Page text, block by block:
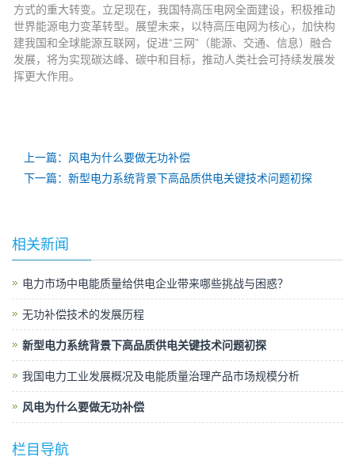
方式的重大转变。立足现在，我国特高压电网全面建设，积极推动
世界能源电力变革转型。展望未来，以特高压电网为核心，加快构
建我国和全球能源互联网，促进“三网”（能源、交通、信息）融合
发展，将为实现碳达峰、碳中和目标，推动人类社会可持续发展发
挥更大作用。
上一篇：风电为什么要做无功补偿
下一篇：新型电力系统背景下高品质供电关键技术问题初探
相关新闻
电力市场中电能质量给供电企业带来哪些挑战与困惑？
无功补偿技术的发展历程
新型电力系统背景下高品质供电关键技术问题初探
我国电力工业发展概况及电能质量治理产品市场规模分析
风电为什么要做无功补偿
栏目导航